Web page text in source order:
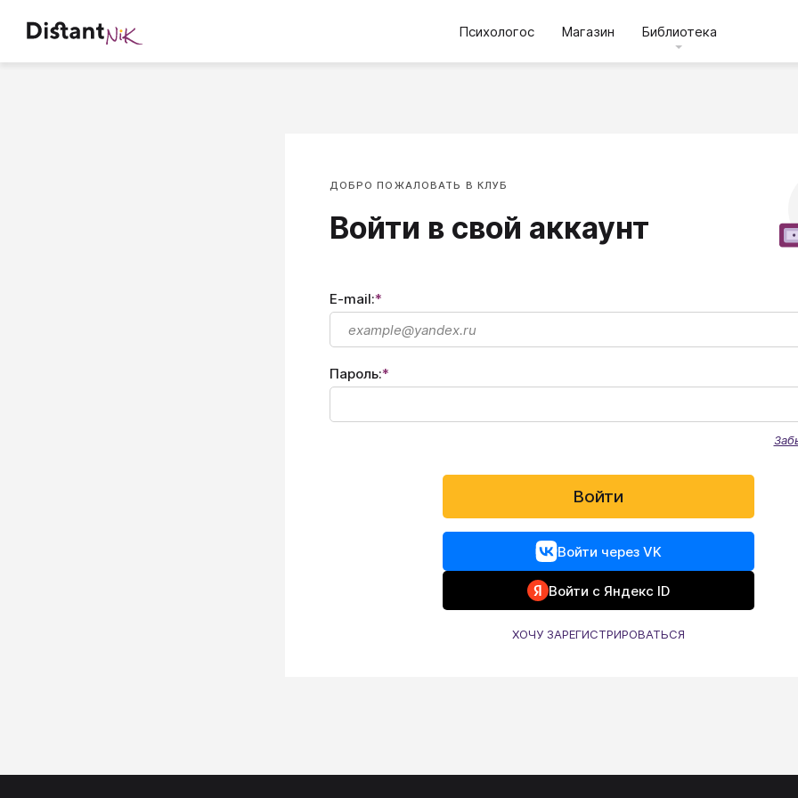
Психологос Магазин Библиотека
ДОБРО ПОЖАЛОВАТЬ В КЛУБ
Войти в свой аккаунт
E-mail:*
Пароль:*
Войти
Войти через VK
Войти с Яндекс ID
ХОЧУ ЗАРЕГИСТРИРОВАТЬСЯ